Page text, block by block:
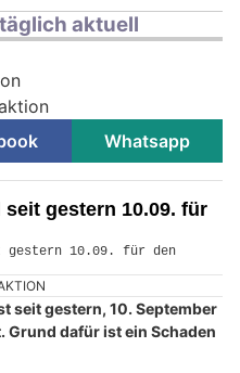
aktuell
Whatsapp
gestern 10.09. für
seit gestern, 10. September
dafür ist ein Schaden